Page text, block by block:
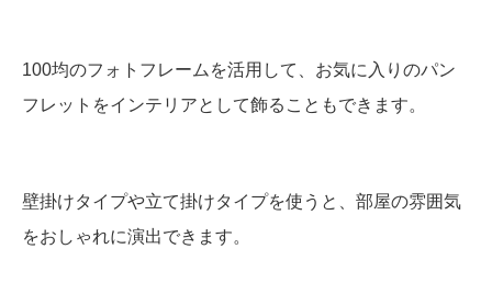
100均のフォトフレームを活用して、お気に入りのパン
フレットをインテリアとして飾ることもできます。
壁掛けタイプや立て掛けタイプを使うと、部屋の雰囲気
をおしゃれに演出できます。